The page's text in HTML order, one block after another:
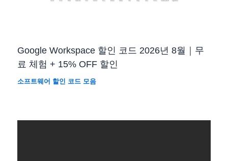
Google Workspace 할인 코드 2026년 8월｜무
료 체험 + 15% OFF 할인
소프트웨어 할인 코드 모음